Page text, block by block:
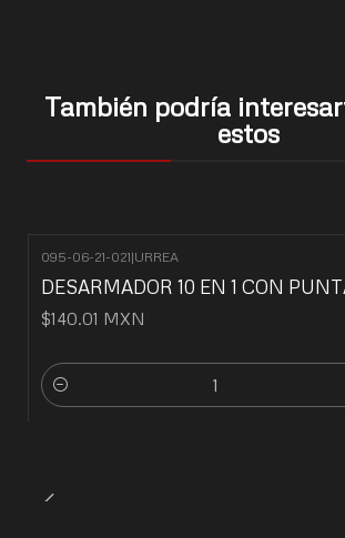
También podría
estos
095-06-21-021|URREA
DESARMADOR 10 EN 1 CON
$140.01 MXN
Cantidad